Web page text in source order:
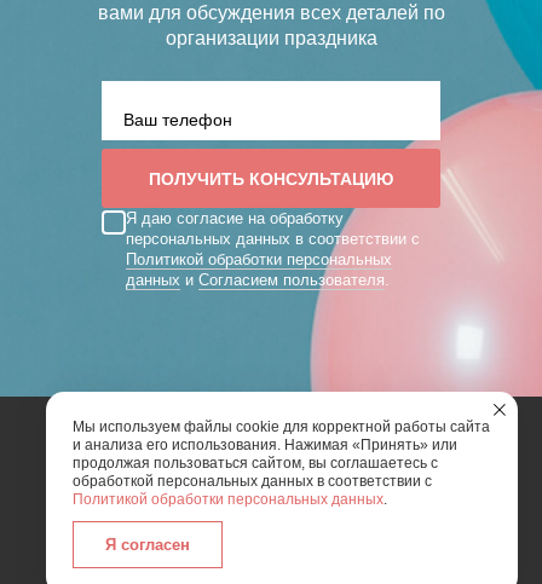
вами для обсуждения всех деталей по
организации праздника
Я даю согласие на обработку
персональных данных в соответствии с
Политикой обработки персональных
данных и Согласием пользователя.
2026 | Art Mix Show - творческая группа
Согласие пользователя сайта на обработку
персональных данных
Мы используем файлы cookie для корректной работы сайта
и анализа его использования. Нажимая «Принять» или
продолжая пользоваться сайтом, вы соглашаетесь с
обработкой персональных данных в соответствии с
Политикой обработки персональных данных.
Я согласен